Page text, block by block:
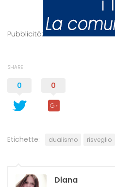
Pubblicità:
SHARE
0 0
Etichette: dualismo risveglio
Diana